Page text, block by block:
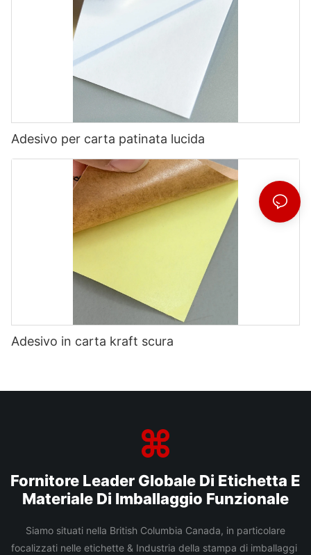
Adesivo per carta patinata lucida
Adesivo in carta kraft scura
Fornitore Leader Globale Di Etichetta E
Materiale Di Imballaggio Funzionale
Siamo situati nella British Columbia Canada, in particolare
focalizzati nelle etichette & Industria della stampa di imballaggi